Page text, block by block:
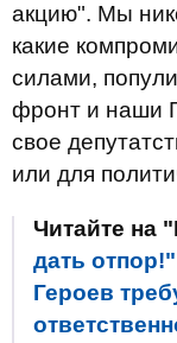
акцию". Мы
какие
силами,
фронт и наши
свое
или для
Читайте на
дать
Героев